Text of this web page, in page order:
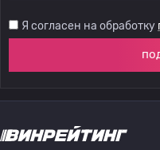
Я согласен на обработку